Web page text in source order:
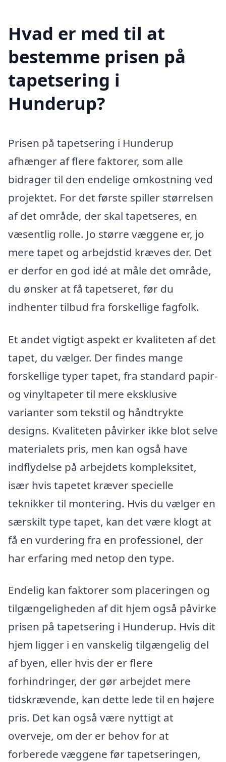
Hvad er med til at
bestemme prisen på
tapetsering i
Hunderup?
Prisen på tapetsering i Hunderup
afhænger af flere faktorer, som alle
bidrager til den endelige omkostning ved
projektet. For det første spiller størrelsen
af det område, der skal tapetseres, en
væsentlig rolle. Jo større væggene er, jo
mere tapet og arbejdstid kræves der. Det
er derfor en god idé at måle det område,
du ønsker at få tapetseret, før du
indhenter tilbud fra forskellige fagfolk.
Et andet vigtigt aspekt er kvaliteten af det
tapet, du vælger. Der findes mange
forskellige typer tapet, fra standard papir-
og vinyltapeter til mere eksklusive
varianter som tekstil og håndtrykte
designs. Kvaliteten påvirker ikke blot selve
materialets pris, men kan også have
indflydelse på arbejdets kompleksitet,
især hvis tapetet kræver specielle
teknikker til montering. Hvis du vælger en
særskilt type tapet, kan det være klogt at
få en vurdering fra en professionel, der
har erfaring med netop den type.
Endelig kan faktorer som placeringen og
tilgængeligheden af dit hjem også påvirke
prisen på tapetsering i Hunderup. Hvis dit
hjem ligger i en vanskelig tilgængelig del
af byen, eller hvis der er flere
forhindringer, der gør arbejdet mere
tidskrævende, kan dette lede til en højere
pris. Det kan også være nyttigt at
overveje, om der er behov for at
forberede væggene før tapetseringen,